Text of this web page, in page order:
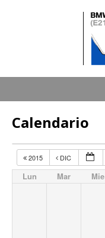
Calendario
2015 DIC
Lun Mar Mie